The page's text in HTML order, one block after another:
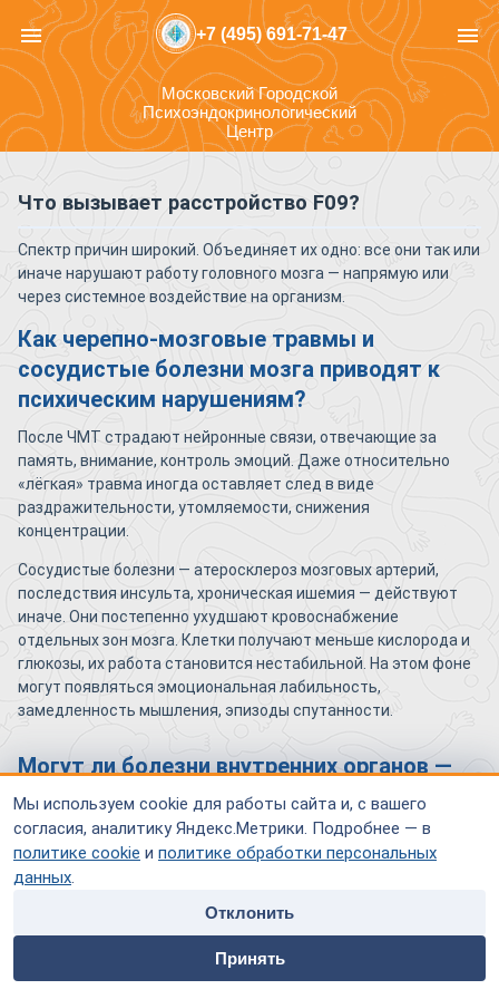
Мы используем cookie для работы сайта и, с вашего
согласия, аналитику Яндекс.Метрики. Подробнее — в
политике cookie и политике обработки персональных
данных.
Отклонить
Принять
home people
Специалисты
payment contacts
menu +7 (495) 691-71-47 menu
Московский Городской
Психоэндокринологический
Центр
Что вызывает расстройство F09?
Спектр причин широкий. Объединяет их одно: все они так или
иначе нарушают работу головного мозга — напрямую или
через системное воздействие на организм.
Как черепно-мозговые травмы и
сосудистые болезни мозга приводят к
психическим нарушениям?
После ЧМТ страдают нейронные связи, отвечающие за
память, внимание, контроль эмоций. Даже относительно
«лёгкая» травма иногда оставляет след в виде
раздражительности, утомляемости, снижения
концентрации.
Сосудистые болезни — атеросклероз мозговых артерий,
последствия инсульта, хроническая ишемия — действуют
иначе. Они постепенно ухудшают кровоснабжение
отдельных зон мозга. Клетки получают меньше кислорода и
глюкозы, их работа становится нестабильной. На этом фоне
могут появляться эмоциональная лабильность,
замедленность мышления, эпизоды спутанности.
Могут ли болезни внутренних органов —
печени, почек, щитовидной железы —
спровоцировать психическое
расстройство?
расстройства — психика реагирует на системный сбой в
организме.
Несколько типичных ситуаций: